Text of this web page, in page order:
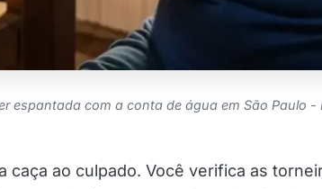
espantada com a conta de água em São Paulo -
caça ao culpado. Você verifica as